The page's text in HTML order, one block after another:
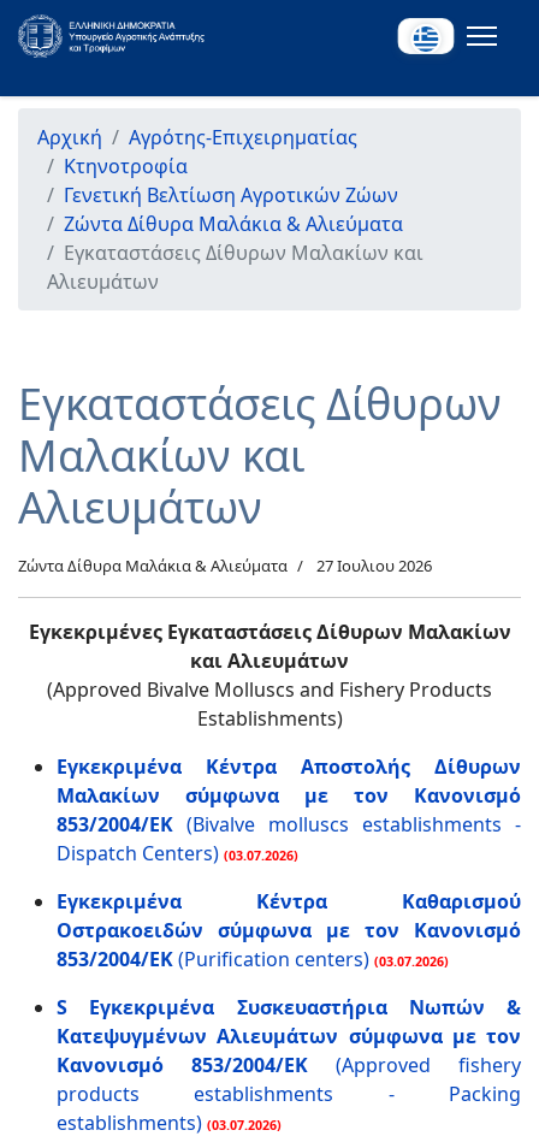
Αρχική
Αγρότης-Επιχειρηματίας
Κτηνοτροφία
Γενετική Βελτίωση Αγροτικών Ζώων
Ζώντα Δίθυρα Μαλάκια & Αλιεύματα
Εγκαταστάσεις Δίθυρων Μαλακίων και
Αλιευμάτων
Εγκαταστάσεις Δίθυρων
Μαλακίων και
Αλιευμάτων
Ζώντα Δίθυρα Μαλάκια & Αλιεύματα 27 Ιουλιου 2026
Εγκεκριμένες Εγκαταστάσεις Δίθυρων Μαλακίων
και Αλιευμάτων
(Approved Bivalve Molluscs and Fishery Products
Establishments)
Εγκεκριμένα Κέντρα Αποστολής Δίθυρων
Μαλακίων σύμφωνα με τον Κανονισμό
853/2004/ΕΚ (Bivalve molluscs establishments -
Dispatch Centers) (03.07.2026)
Εγκεκριμένα Κέντρα Καθαρισμού
Οστρακοειδών σύμφωνα με τον Κανονισμό
853/2004/ΕΚ(Purification centers) (03.07.2026)
S Εγκεκριμένα Συσκευαστήρια Νωπών &
Κατεψυγμένων Αλιευμάτων σύμφωνα με τον
Κανονισμό 853/2004/ΕΚ (Approved fishery
products establishments - Packing
establishments) (03.07.2026)